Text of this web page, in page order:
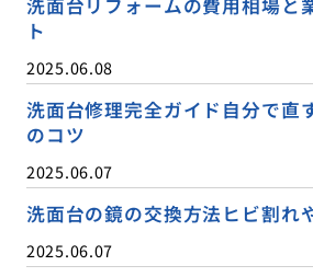
洗面台リフォームの費用相場と
ト
2025.06.08
洗面台修理完全ガイド自分で直
のコツ
2025.06.07
洗面台の鏡の交換方法ヒビ割れ
2025.06.07